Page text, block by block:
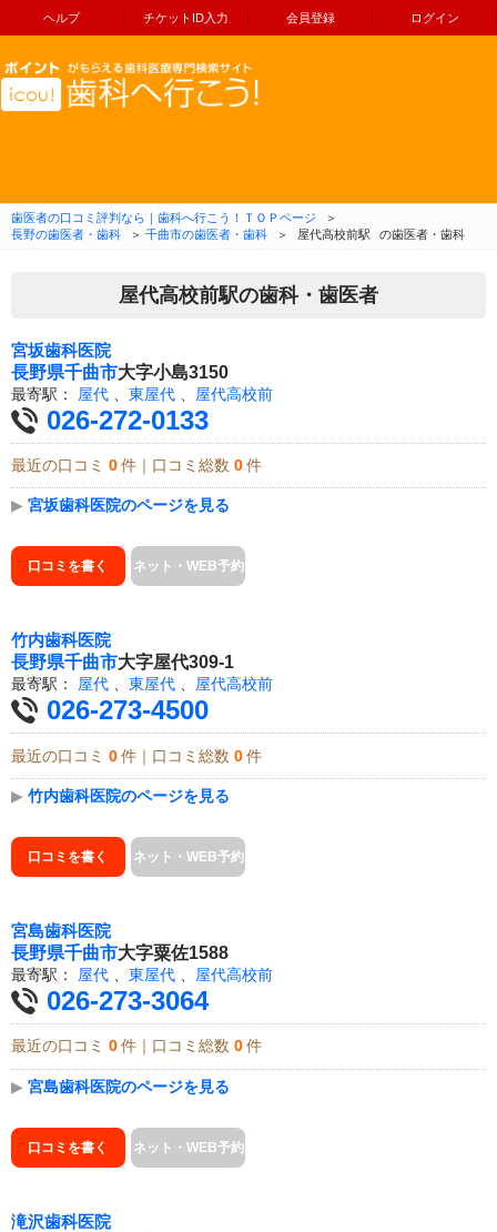
ヘルプ チケットID入力 会員登録 ログイン
コンテンツへ移動
歯医者の口コミ評判なら｜歯科へ行こう！ＴＯＰページ
＞
長野の歯医者・歯科
＞ 千曲市の歯医者・歯科 ＞ 屋代高校前駅 の歯医者・歯科
屋代高校前駅の歯科・歯医者
宮坂歯科医院
長野県千曲市大字小島3150
最寄駅： 屋代 東屋代 屋代高校前
026-272-0133
最近の口コミ 0 件｜口コミ総数 0 件
▶ 宮坂歯科医院のページを見る
口コミを書く ネット・WEB予約
竹内歯科医院
長野県千曲市大字屋代309-1
最寄駅： 屋代 、 東屋代 、 屋代高校前
026-273-4500
最近の口コミ 0 件｜口コミ総数 0 件
▶ 竹内歯科医院のページを見る
口コミを書く ネット・WEB予約
宮島歯科医院
長野県千曲市大字粟佐1588
最寄駅： 屋代 東屋代 屋代高校前
026-273-3064
最近の口コミ 0 件｜口コミ総数 0 件
▶ 宮島歯科医院のページを見る
口コミを書く ネット・WEB予約
滝沢歯科医院